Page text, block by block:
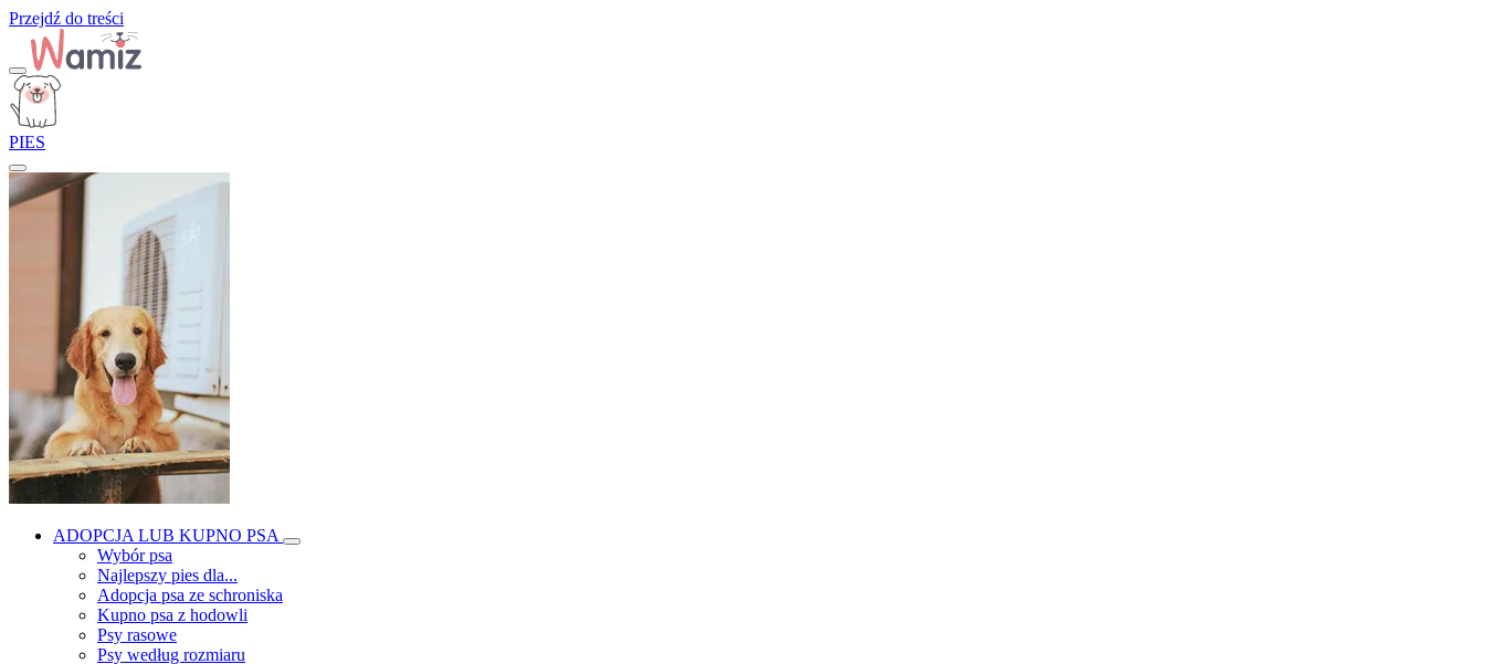
Przejdź do treści
PIES
ADOPCJA LUB KUPNO PSA
Wybór psa
Najlepszy pies dla...
Adopcja psa ze schroniska
Kupno psa z hodowli
Psy rasowe
Psy według rozmiaru